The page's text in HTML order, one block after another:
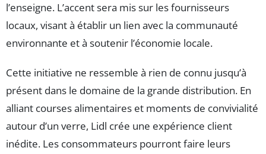
l’enseigne. L’accent sera mis sur les fournisseurs
locaux, visant à établir un lien avec la communauté
environnante et à soutenir l’économie locale.
Cette initiative ne ressemble à rien de connu jusqu’à
présent dans le domaine de la grande distribution. En
alliant courses alimentaires et moments de convivialité
autour d’un verre, Lidl crée une expérience client
inédite. Les consommateurs pourront faire leurs